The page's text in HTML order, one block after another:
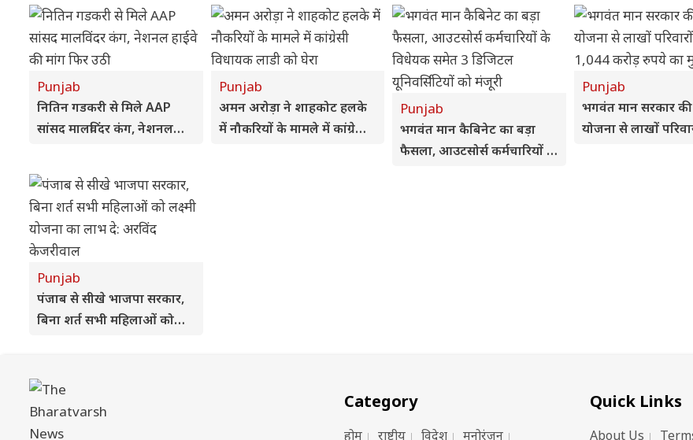
Punjab
नितिन गडकरी से मिले AAP
सांसद मालविंदर कंग, नेशनल
Punjab
अमन अरोड़ा ने शाहकोट हलके
में नौकरियों के मामले में कांग्रेसी
Punjab
भगवंत मान कैबिनेट का बड़ा
फैसला, आउटसोर्स कर्मचारियों के
Punjab
भगवंत मान सरकार
योजना से लाखों
Punjab
पंजाब से सीखे भाजपा सरकार,
बिना शर्त सभी महिलाओं को
Category
होम राष्ट्रीय विदेश मनोरंजन
Quick Links
About Us